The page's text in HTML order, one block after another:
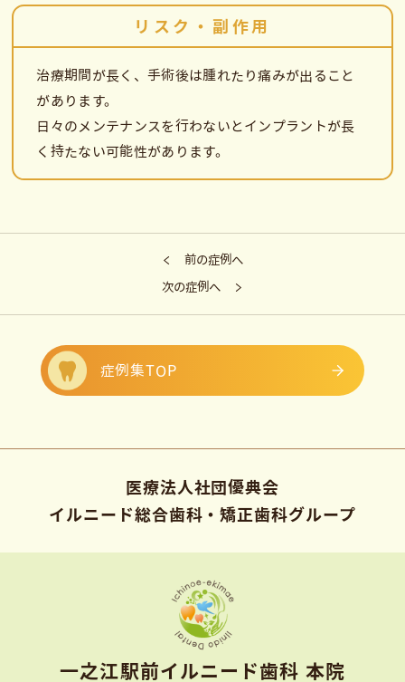
リスク・副作用
治療期間が長く、手術後は腫れたり痛みが出ること
があります。
日々のメンテナンスを行わないとインプラントが長
く持たない可能性があります。
前の症例へ
次の症例へ
症例集TOP
医療法人社団優典会
イルニード総合歯科・矯正歯科グループ
⼀之江駅前イルニード⻭科 本院